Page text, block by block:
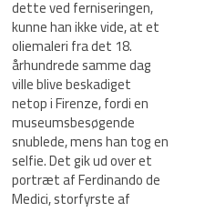
dette ved ferniseringen,
kunne han ikke vide, at et
oliemaleri fra det 18.
århundrede samme dag
ville blive beskadiget
netop i Firenze, fordi en
museumsbesøgende
snublede, mens han tog en
selfie. Det gik ud over et
portræt af Ferdinando de
Medici, storfyrste af